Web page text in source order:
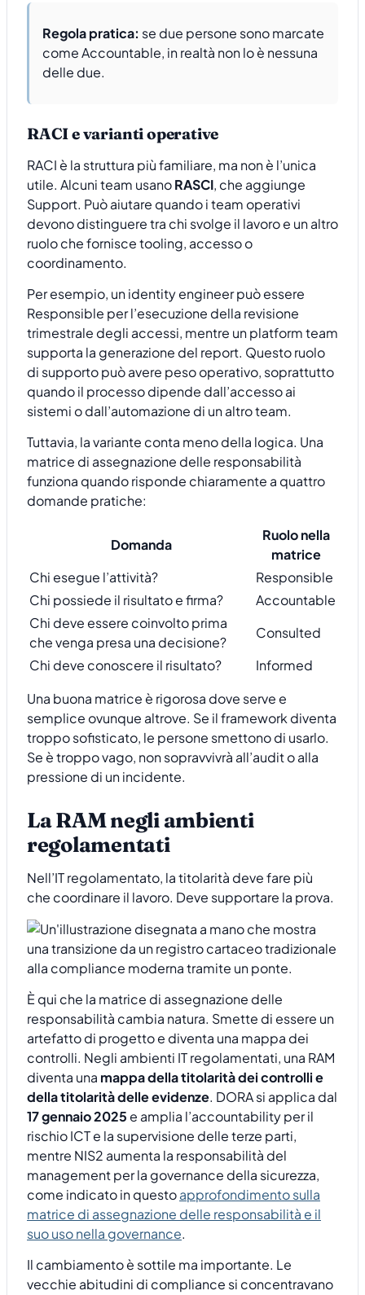
Regola pratica: se due persone sono marcate
come Accountable, in realtà non lo è nessuna
delle due.
RACI e varianti operative
RACI è la struttura più familiare, ma non è l’unica
utile. Alcuni team usanoRASCI, che aggiunge
Support. Può aiutare quando i team operativi
devono distinguere tra chi svolge il lavoro e un altro
ruolo che fornisce tooling, accesso o
coordinamento.
Per esempio, un identity engineer può essere
Responsible per l’esecuzione della revisione
trimestrale degli accessi, mentre un platform team
supporta la generazione del report. Questo ruolo
di supporto può avere peso operativo, soprattutto
quando il processo dipende dall’accesso ai
sistemi o dall’automazione di un altro team.
Tuttavia, la variante conta meno della logica. Una
matrice di assegnazione delle responsabilità
funziona quando risponde chiaramente a quattro
domande pratiche:
Domanda
Ruolo nella
matrice
Chi esegue l’attività?
Responsible
Chi possiede il risultato e firma?
Accountable
Chi deve essere coinvolto prima
che venga presa una decisione?
Consulted
Chi deve conoscere il risultato?
Informed
Una buona matrice è rigorosa dove serve e
semplice ovunque altrove. Se il framework diventa
troppo sofisticato, le persone smettono di usarlo.
Se è troppo vago, non sopravvivrà all’audit o alla
pressione di un incidente.
La RAM negli ambienti
regolamentati
Nell’IT regolamentato, la titolarità deve fare più
che coordinare il lavoro. Deve supportare la prova.
È qui che la matrice di assegnazione delle
responsabilità cambia natura. Smette di essere un
artefatto di progetto e diventa una mappa dei
controlli. Negli ambienti IT regolamentati, una RAM
diventa una mappa della titolarità dei controlli e
della titolarità delle evidenze. DORA si applica dal
17 gennaio 2025 e amplia l’accountability per il
rischio ICT e la supervisione delle terze parti,
mentre NIS2 aumenta la responsabilità del
management per la governance della sicurezza,
come indicato in questoapprofondimento sulla
matrice di assegnazione delle responsabilità e il
suo uso nella governance.
Il cambiamento è sottile ma importante. Le
vecchie abitudini di compliance si concentravano